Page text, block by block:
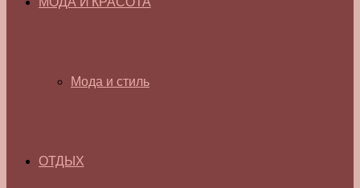
Мода и стиль
ОТДЫХ